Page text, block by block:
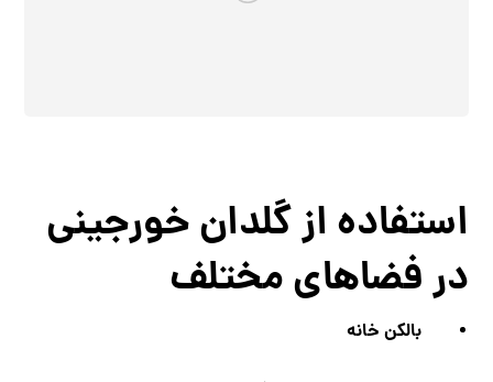
استفاده از گلدان خورجینی
در فضاهای مختلف
بالکن خانه